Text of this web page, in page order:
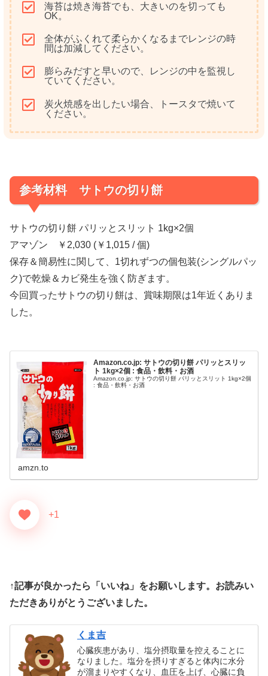
海苔は焼き海苔でも、大きいのを切っても
OK。
全体がふくれて柔らかくなるまでレンジの時
間は加減してください。
膨らみだすと早いので、レンジの中を監視し
ていてください。
炭火焼感を出したい場合、トースタで焼いて
ください。
参考材料 サトウの切り餅
サトウの切り餅 パリッとスリット 1kg×2個
アマゾン ￥2,030 (￥1,015 / 個)
保存＆簡易性に関して、1切れずつの個包装(シングルパッ
ク)で乾燥＆カビ発生を強く防ぎます。
今回買ったサトウの切り餅は、賞味期限は1年近くありま
した。
Amazon.co.jp: サトウの切り餅 パリッとスリッ
ト 1kg×2個 : 食品・飲料・お酒
Amazon.co.jp: サトウの切り餅 パリッとスリット 1kg×2個
: 食品・飲料・お酒
amzn.to
+1
↑記事が良かったら「いいね」をお願いします。お読みい
ただきありがとうございました。
くま吉
心臓疾患があり、塩分摂取量を控えることに
なりました。塩分を摂りすぎると体内に水分
が溜まりやすくなり、血圧を上げ、心臓に負